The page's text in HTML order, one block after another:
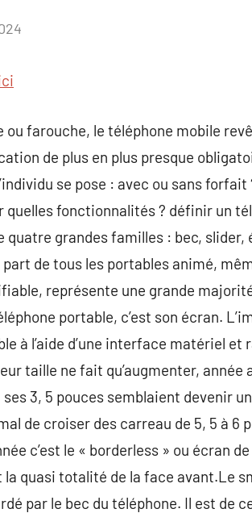
farouche, le téléphone mobile
de plus en plus presque
se pose : avec ou sans
fonctionnalités ? définir un
grandes familles : bec, slider,
de tous les portables animé,
représente une grande
portable, c’est son écran.
à l’aide d’une interface matériel
taille ne fait qu’augmenter, année
3, 5 pouces semblaient devenir
de croiser des carreau de 5, 5 à 6
c’est le « borderless » ou écran
quasi totalité de la face avant.Le
par le bec du téléphone. Il est de